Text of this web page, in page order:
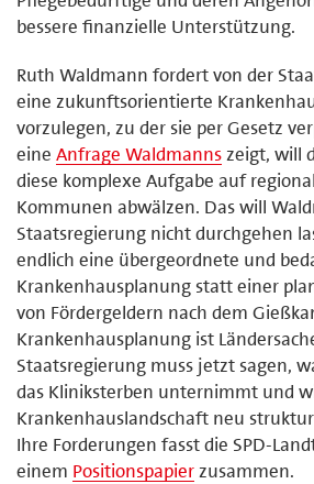
bessere finanzielle Unterstützung.
Ruth Waldmann fordert von der
eine zukunftsorientierte
vorzulegen, zu der sie per Gesetz
eine Anfrage Waldmannszeigt, will
diese komplexe Aufgabe auf
Kommunen abwälzen. Das will
Staatsregierung nicht durchgehen
endlich eine übergeordnete und
Krankenhausplanung statt einer
von Fördergeldern nach dem
Krankenhausplanung ist
Staatsregierung muss jetzt sagen,
das Kliniksterben unternimmt und
Krankenhauslandschaft neu
Ihre Forderungen fasst die SPD-
einem Positionspapierzusammen.